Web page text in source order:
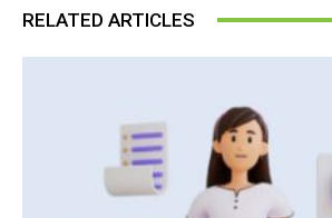
RELATED ARTICLES